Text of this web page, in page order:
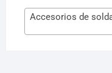
Accesorios de